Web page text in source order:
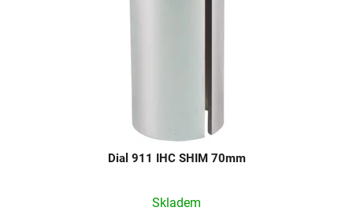
Dial 911 IHC SHIM 70mm
Skladem